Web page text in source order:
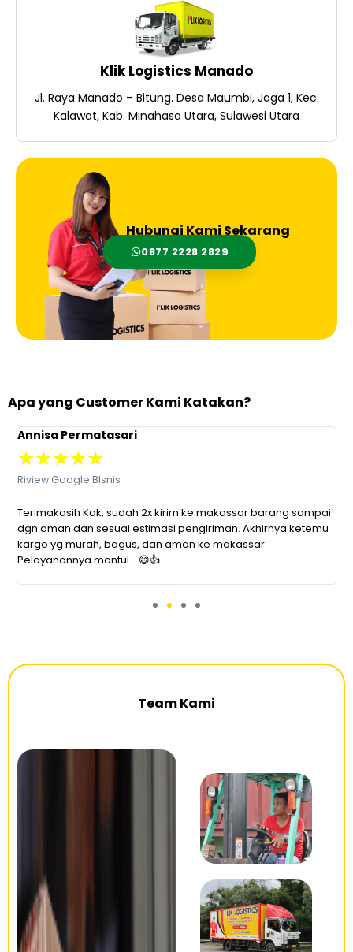
Klik Logistics Manado
Jl. Raya Manado – Bitung. Desa Maumbi, Jaga 1, Kec.
Kalawat, Kab. Minahasa Utara, Sulawesi Utara
Hubungi Kami Sekarang
0877 2228 2829‬
Apa yang Customer Kami Katakan?
Annisa Permatasari
★★★★★
Riview Google BIsnis
Terimakasih Kak, sudah 2x kirim ke makassar barang sampai
dgn aman dan sesuai estimasi pengiriman. Akhirnya ketemu
kargo yg murah, bagus, dan aman ke makassar.
Pelayanannya mantul... 😄👍
Team Kami